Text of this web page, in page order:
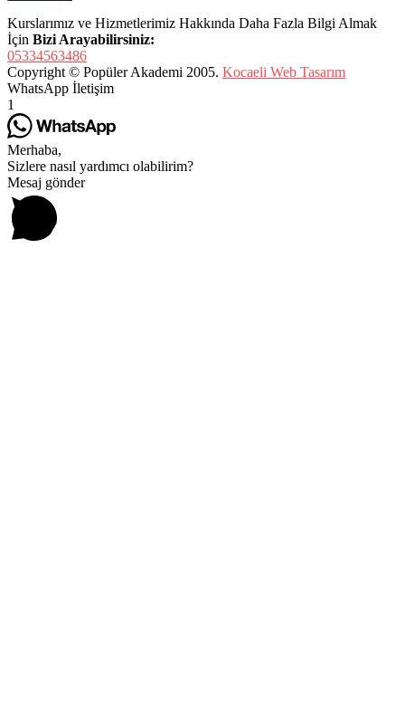
Kurslarımız ve Hizmetlerimiz Hakkında Daha Fazla Bilgi Almak
İçin Bizi Arayabilirsiniz:
05334563486
Copyright © Popüler Akademi 2005. Kocaeli Web Tasarım
WhatsApp İletişim
1
Merhaba,
Sizlere nasıl yardımcı olabilirim?
Mesaj gönder